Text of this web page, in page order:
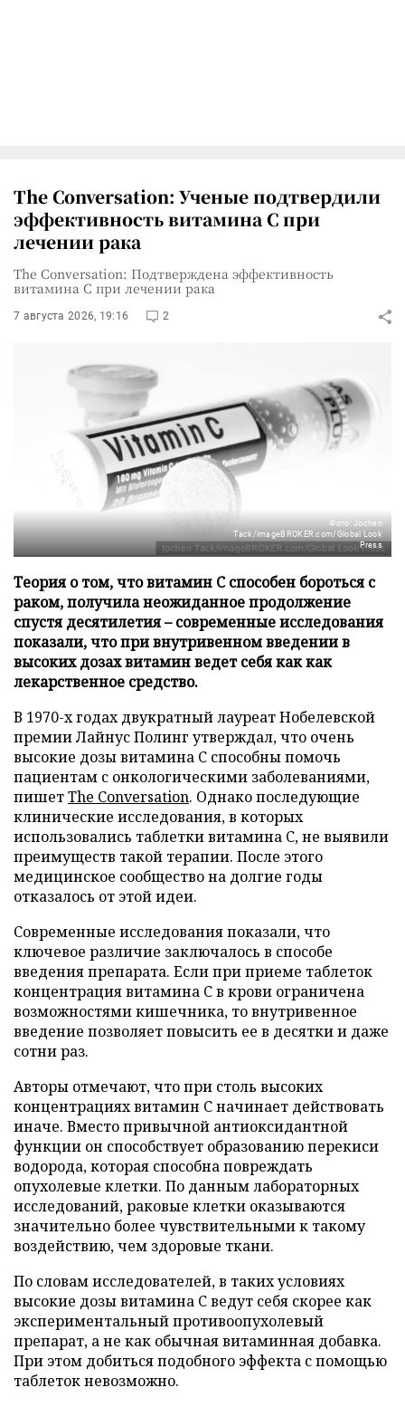
The Conversation: Ученые подтвердили
эффективность витамина C при
лечении рака
The Conversation: Подтверждена эффективность
витамина C при лечении рака
7 августа 2026, 19:16 2
Фото: Jochen
Tack/imageBROKER.com/Global Look
Press
Теория о том, что витамин C способен бороться с
раком, получила неожиданное продолжение
спустя десятилетия – современные исследования
показали, что при внутривенном введении в
высоких дозах витамин ведет себя как как
лекарственное средство.
В 1970-х годах двукратный лауреат Нобелевской
премии Лайнус Полинг утверждал, что очень
высокие дозы витамина C способны помочь
пациентам с онкологическими заболеваниями,
пишетThe Conversation. Однако последующие
клинические исследования, в которых
использовались таблетки витамина C, не выявили
преимуществ такой терапии. После этого
медицинское сообщество на долгие годы
отказалось от этой идеи.
Современные исследования показали, что
ключевое различие заключалось в способе
введения препарата. Если при приеме таблеток
концентрация витамина C в крови ограничена
возможностями кишечника, то внутривенное
введение позволяет повысить ее в десятки и даже
сотни раз.
Авторы отмечают, что при столь высоких
концентрациях витамин C начинает действовать
иначе. Вместо привычной антиоксидантной
функции он способствует образованию перекиси
водорода, которая способна повреждать
опухолевые клетки. По данным лабораторных
исследований, раковые клетки оказываются
значительно более чувствительными к такому
воздействию, чем здоровые ткани.
По словам исследователей, в таких условиях
высокие дозы витамина C ведут себя скорее как
экспериментальный противоопухолевый
препарат, а не как обычная витаминная добавка.
При этом добиться подобного эффекта с помощью
таблеток невозможно.